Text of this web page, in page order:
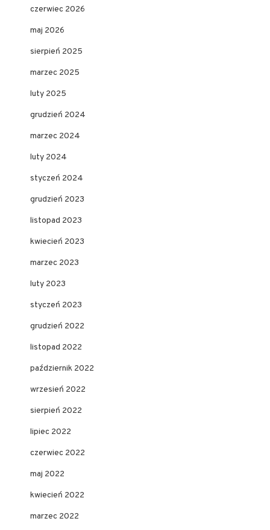
czerwiec 2026
maj 2026
sierpień 2025
marzec 2025
luty 2025
grudzień 2024
marzec 2024
luty 2024
styczeń 2024
grudzień 2023
listopad 2023
kwiecień 2023
marzec 2023
luty 2023
styczeń 2023
grudzień 2022
listopad 2022
październik 2022
wrzesień 2022
sierpień 2022
lipiec 2022
czerwiec 2022
maj 2022
kwiecień 2022
marzec 2022